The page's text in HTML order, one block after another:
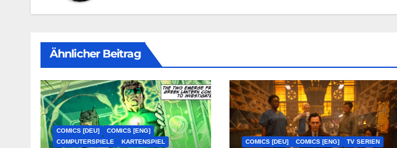
Ähnlicher Beitrag
COMICS [DEU]
COMICS [ENG]
COMPUTERSPIELE
KARTENSPIEL COMICS [DEU] COMICS [ENG] TV SERIEN